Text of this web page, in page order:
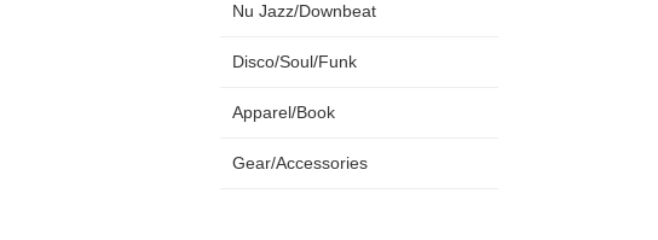
Nu Jazz/Downbeat
Disco/Soul/Funk
Apparel/Book
Gear/Accessories